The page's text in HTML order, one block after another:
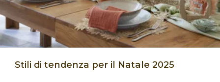
Stili di tendenza per il Natale 2025